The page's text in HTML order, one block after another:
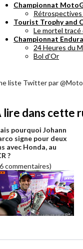
Championnat
Tourist Trophy and
Le mortel tracé
Championnat
24 Heures du
Bol d'Or
liste Twitter par
lire dans cette
pourquoi Johann
signe pour deux
avec Honda, au
?
commentaires)